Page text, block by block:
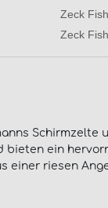
Zeck
Zeck
Schirmzelte
bieten ein
einer riesen